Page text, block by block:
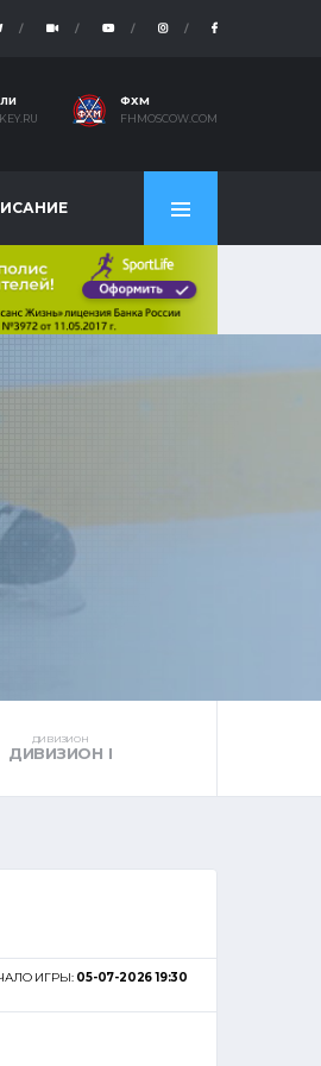
ФХМ
FHMOSCOW.COM
ДИВИЗИОН
ДИВИЗИОН I
ИГРЫ: 05-07-2026 19:30